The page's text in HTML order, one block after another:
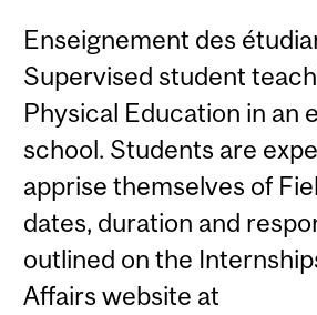
Enseignement des
Supervised student
Physical Education in an
school. Students are
apprise themselves of
dates, duration and
outlined on the
Affairs website at